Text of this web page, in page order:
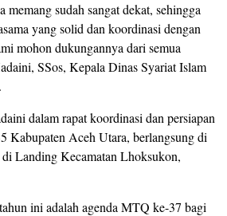
memang sudah sangat dekat, sehingga
yang solid dan koordinasi dengan
mohon dukungannya dari semua
SSos, Kepala Dinas Syariat Islam
dalam rapat koordinasi dan persiapan
Kabupaten Aceh Utara, berlangsung di
Landing Kecamatan Lhoksukon,
ini adalah agenda MTQ ke-37 bagi